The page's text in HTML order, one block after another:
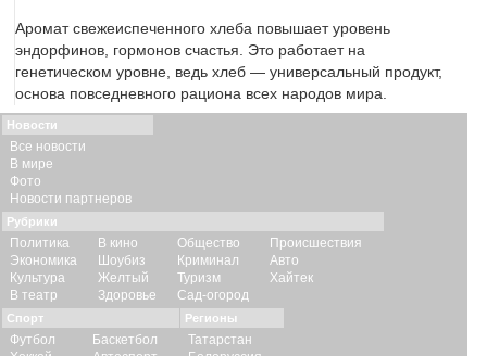
Аромат свежеиспеченного хлеба повышает уровень
эндорфинов, гормонов счастья. Это работает на
генетическом уровне, ведь хлеб — универсальный продукт,
основа повседневного рациона всех народов мира.
Новости
Все новости
В мире
Фото
Новости партнеров
Рубрики
Политика
Экономика
Культура
В театр
В кино
Шоубиз
Желтый
Здоровье
Общество
Криминал
Туризм
Сад-огород
Происшествия
Авто
Хайтек
Спорт
Футбол
Баскетбол
Регионы
Татарстан